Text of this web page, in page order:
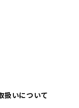
扱いについて